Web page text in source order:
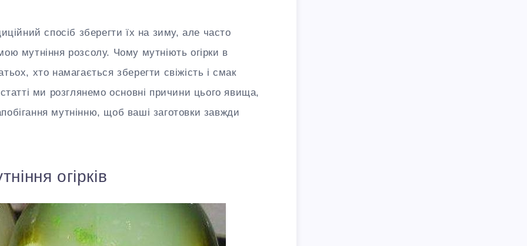
спосіб зберегти їх на зиму, але часто
мутніння розсолу. Чому мутніють огірки в
хто намагається зберегти свіжість і смак
ми розглянемо основні причини цього явища,
мутнінню, щоб ваші заготовки завжди
огірків